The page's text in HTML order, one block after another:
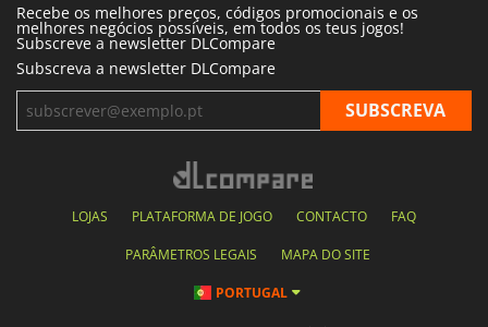
Recebe os melhores preços, códigos promocionais e os
melhores negócios possíveis, em todos os teus jogos!
Subscreve a newsletter DLCompare
Subscreva a newsletter DLCompare
LOJAS PLATAFORMA DE JOGO CONTACTO FAQ
PARÂMETROS LEGAIS MAPA DO SITE
PORTUGAL